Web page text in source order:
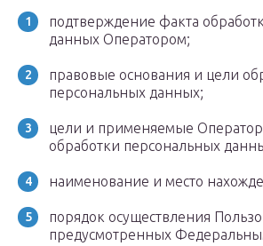
подтверждение факта
данных Оператором;
правовые основания и цели
персональных данных;
цели и применяемые
обработки персональных
наименование и место
порядок осуществления
предусмотренных